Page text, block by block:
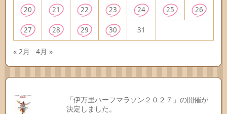
20 21 22 23 24 25 26
27 28 29 30 31
« 2月 4月 »
「伊万里ハーフマラソン２０２７」の開催が
決定しました。